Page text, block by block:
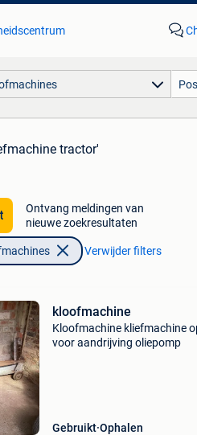
tractor'
Ontvang meldingen van
nieuwe zoekresultaten
Verwijder filters
kloofmachine
Kloofmachine kliefmachine
voor aandrijving oliepomp
Gebruikt Ophalen